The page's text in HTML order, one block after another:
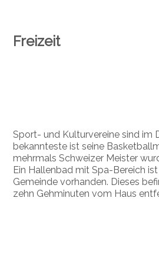
Freizeit
Sport- und Kulturvereine sind im
bekannteste ist seine
mehrmals Schweizer Meister
Ein Hallenbad mit Spa-Bereich
Gemeinde vorhanden. Dieses
zehn Gehminuten vom Haus